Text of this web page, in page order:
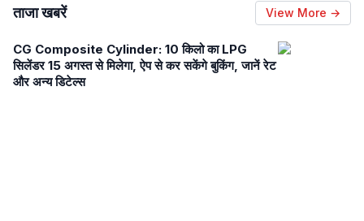
ताजा खबरें View More →
CG Composite Cylinder: 10 किलो का LPG
सिलेंडर 15 अगस्त से मिलेगा, ऐप से कर सकेंगे बुकिंग, जानें रेट
और अन्य डिटेल्स